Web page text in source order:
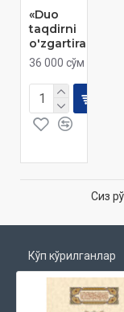
«Duo
taqdirni
o'zgartiradi»
36 000 сўм
Сиз
Кўп кўрилганлар